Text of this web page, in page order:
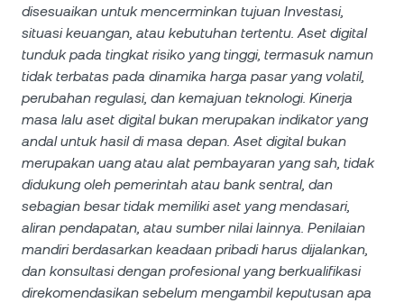
disesuaikan untuk mencerminkan tujuan Investasi,
situasi keuangan, atau kebutuhan tertentu. Aset digital
tunduk pada tingkat risiko yang tinggi, termasuk namun
tidak terbatas pada dinamika harga pasar yang volatil,
perubahan regulasi, dan kemajuan teknologi. Kinerja
masa lalu aset digital bukan merupakan indikator yang
andal untuk hasil di masa depan. Aset digital bukan
merupakan uang atau alat pembayaran yang sah, tidak
didukung oleh pemerintah atau bank sentral, dan
sebagian besar tidak memiliki aset yang mendasari,
aliran pendapatan, atau sumber nilai lainnya. Penilaian
mandiri berdasarkan keadaan pribadi harus dijalankan,
dan konsultasi dengan profesional yang berkualifikasi
direkomendasikan sebelum mengambil keputusan apa